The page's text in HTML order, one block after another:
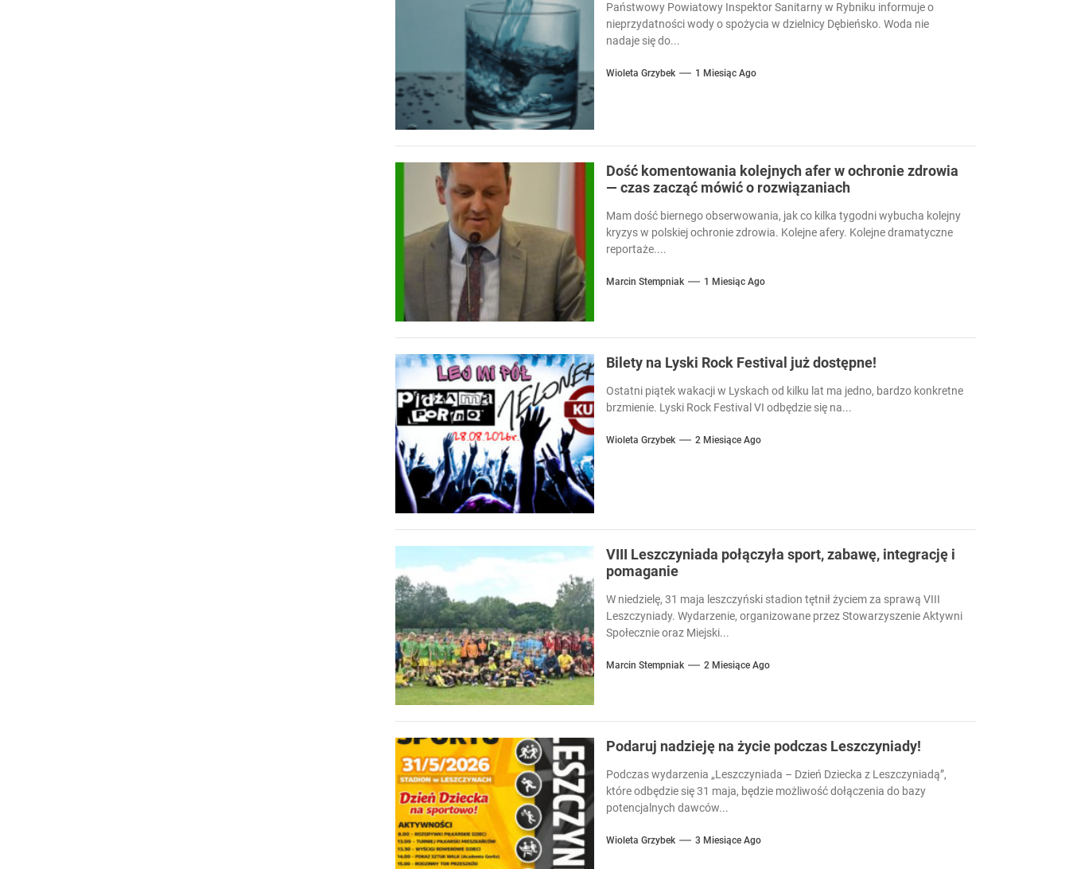
Państwowy Powiatowy Inspektor Sanitarny w Rybniku informuje o
nieprzydatności wody o spożycia w dzielnicy Dębieńsko. Woda nie
nadaje się do...
Wioleta Grzybek 1 Miesiąc Ago
Dość komentowania kolejnych afer w ochronie zdrowia
— czas zacząć mówić o rozwiązaniach
Mam dość biernego obserwowania, jak co kilka tygodni wybucha kolejny
kryzys w polskiej ochronie zdrowia. Kolejne afery. Kolejne dramatyczne
reportaże....
Marcin Stempniak 1 Miesiąc Ago
Bilety na Lyski Rock Festival już dostępne!
Ostatni piątek wakacji w Lyskach od kilku lat ma jedno, bardzo konkretne
brzmienie. Lyski Rock Festival VI odbędzie się na...
Wioleta Grzybek 2 Miesiące Ago
VIII Leszczyniada połączyła sport, zabawę, integrację i
pomaganie
W niedzielę, 31 maja leszczyński stadion tętnił życiem za sprawą VIII
Leszczyniady. Wydarzenie, organizowane przez Stowarzyszenie Aktywni
Społecznie oraz Miejski...
Marcin Stempniak 2 Miesiące Ago
Podaruj nadzieję na życie podczas Leszczyniady!
Podczas wydarzenia „Leszczyniada – Dzień Dziecka z Leszczyniadą”,
które odbędzie się 31 maja, będzie możliwość dołączenia do bazy
potencjalnych dawców...
Wioleta Grzybek 3 Miesiące Ago